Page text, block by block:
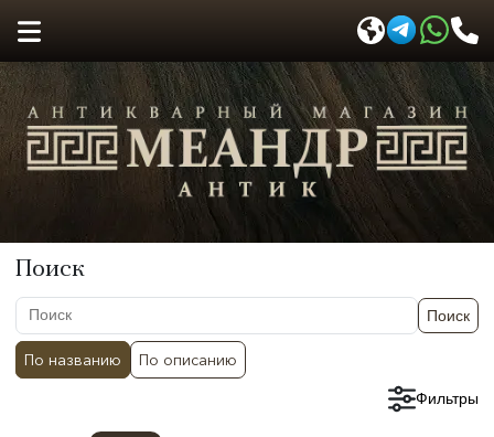
Поиск
Поиск
По названию По описанию
Фильтры